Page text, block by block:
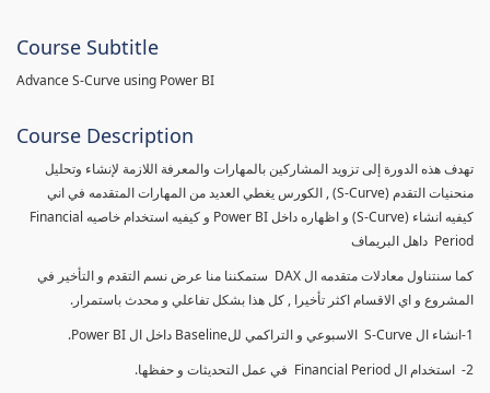
Course Subtitle
Advance S-Curve using Power BI
Course Description
تهدف هذه الدورة إلى تزويد المشاركين بالمهارات والمعرفة اللازمة لإنشاء وتحليل
منحنيات التقدم (S-Curve) , الكورس يغطي العديد من المهارات المتقدمه في اني
كيفيه انشاء (S-Curve) و اظهاره داخل Power BI و كيفيه استخدام خاصيه Financial
Period داهل البريماف
كما سنتناول معادلات متقدمه ال DAX ستمكننا منا عرض نسم التقدم و التأخير في
المشروع و اي الاقسام اكثر تأخيرا , كل هذا بشكل تفاعلي و محدث باستمرار.
1-انشاء ال S-Curve الاسبوعي و التراكمي للBaseline داخل ال Power BI.
2- استخدام ال Financial Period في عمل التحديثات و حفظها.